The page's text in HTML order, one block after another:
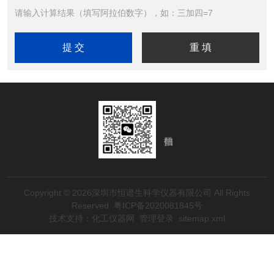
请输入计算结果（填写阿拉伯数字），如：三加四=7
Copyright © 2026深圳市恒谱生科学仪器有限公司 All Rights
Reserved
粤ICP备2020081845号
技术支持： 化工仪器网 管理登录 sitemap.xml